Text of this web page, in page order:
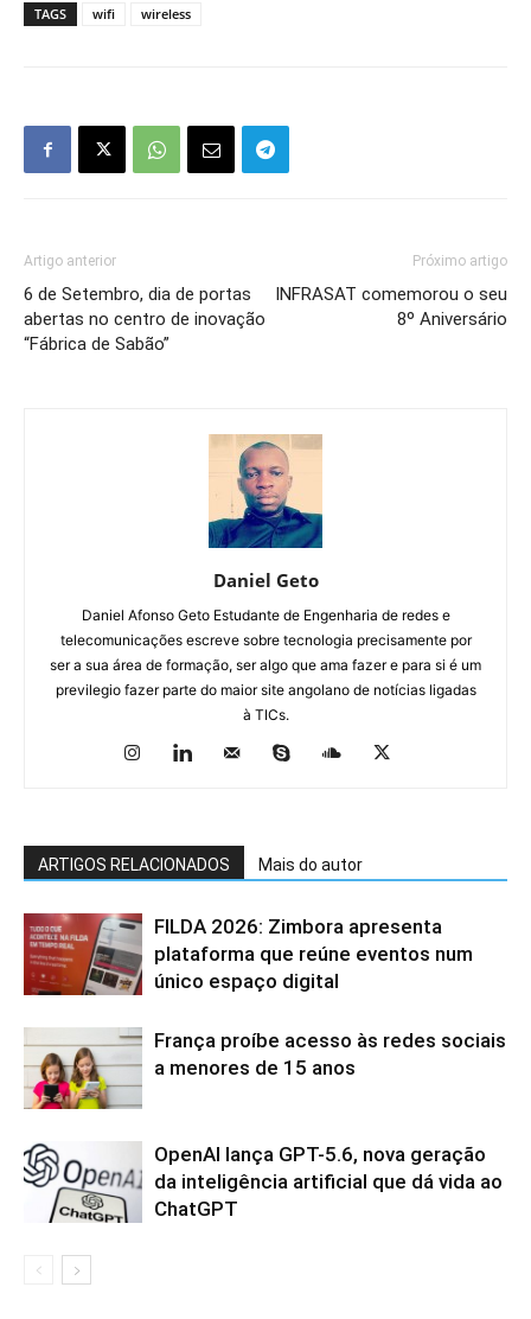
TAGS wifi wireless
Artigo anterior
6 de Setembro, dia de portas
abertas no centro de inovação
“Fábrica de Sabão”
Próximo artigo
INFRASAT comemorou o seu
8º Aniversário
Daniel Geto
Daniel Afonso Geto Estudante de Engenharia de redes e
telecomunicações escreve sobre tecnologia precisamente por
ser a sua área de formação, ser algo que ama fazer e para si é um
previlegio fazer parte do maior site angolano de notícias ligadas
à TICs.
ARTIGOS RELACIONADOS Mais do autor
FILDA 2026: Zimbora apresenta
plataforma que reúne eventos num
único espaço digital
França proíbe acesso às redes sociais
a menores de 15 anos
OpenAI lança GPT-5.6, nova geração
da inteligência artificial que dá vida ao
ChatGPT